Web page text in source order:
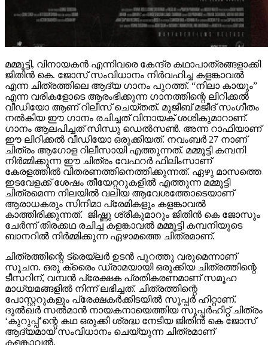
മമ്മൂട്ടി, വിനായകൻ എന്നിവരെ കേന്ദ്ര കഥാപാത്രങ്ങളാക്കി
ജിതിൻ കെ. ജോസ് സംവിധാനം നിർവഹിച്ച കളങ്കാവൽ
എന്ന ചിത്രത്തിലെ ആദ്യ ഗാനം പുറത്ത്. “നിലാ കായും”
എന്ന വരികളോടെ ആരംഭിക്കുന്ന ഗാനത്തിന്റെ ലിറിക്കൽ
വീഡിയോ ആണ് റിലീസ് ചെയ്തത്. മുജീബ് മജീദ് സംഗീതം
നൽകിയ ഈ ഗാനം രചിച്ചത് വിനായക് ശശികുമാറാണ്.
ഗാനം ആലപിച്ചത് സിന്ധു ഡെൽസൺ. അന്ന റാഫിയാണ്
ഈ ലിറിക്കൽ വീഡിയോ ഒരുക്കിയത്. നവംബർ 27 നാണ്
ചിത്രം ആഗോള റിലീസായി എത്തുന്നത്. മമ്മൂട്ടി കമ്പനി
നിർമ്മിക്കുന്ന ഈ ചിത്രം വേഫറർ ഫിലിംസാണ്
കേരളത്തിൽ വിതരണത്തിനെത്തിക്കുന്നത്. ഏഴു മാസത്തെ
ഇടവേളക്ക് ശേഷം തീയേറ്ററുകളിൽ എത്തുന്ന മമ്മൂട്ടി
ചിത്രമെന്ന നിലയിൽ വലിയ ആവേശത്തോടെയാണ്
ആരാധകരും സിനിമാ പ്രേമികളും കളങ്കാവൽ
കാത്തിരിക്കുന്നത്. ജിഷ്ണു ശ്രീകുമാറും ജിതിൻ കെ ജോസും
ചേർന്ന് തിരക്കഥ രചിച്ച കളങ്കാവൽ മമ്മൂട്ടി കമ്പനിയുടെ
ബാനറിൽ നിർമ്മിക്കുന്ന ഏഴാമത്തെ ചിത്രമാണ്.
ചിത്രത്തിന്റെ ട്രെയ്‌ലർ ഉടൻ പുറത്തു വരുമെന്നാണ്
സൂചന. ഒരു ക്രൈം ഡ്രാമയായി ഒരുക്കിയ ചിത്രത്തിന്റെ
ടീസറിന്, വമ്പൻ പ്രേക്ഷക പ്രതികരണമാണ് സമൂഹ
മാധ്യമങ്ങളിൽ നിന്ന് ലഭിച്ചത്. ചിത്രത്തിന്റെ
പോസ്റ്ററുകളും പ്രേക്ഷകർക്കിടയിൽ സൂപ്പർ ഹിറ്റാണ്.
ദുൽഖർ സൽമാൻ നായകനായെത്തിയ സൂപ്പർഹിറ്റ് ചിത്രം
‘കുറുപ്പ്’ന്റെ കഥ ഒരുക്കി ശ്രദ്ധ നേടിയ ജിതിൻ കെ ജോസ്
ആദ്യമായ് സംവിധാനം ചെയ്യുന്ന ചിത്രമാണ്
കളങ്കാവൽ.